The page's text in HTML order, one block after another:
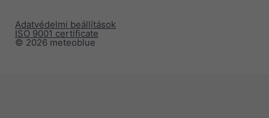
© 2026 meteoblue
ISO 9001 certificate
Adatvédelmi beállítások